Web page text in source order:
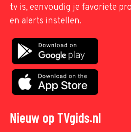
tv is, eenvoudig je favoriete
en alerts instellen.
Nieuw op TVgids.nl